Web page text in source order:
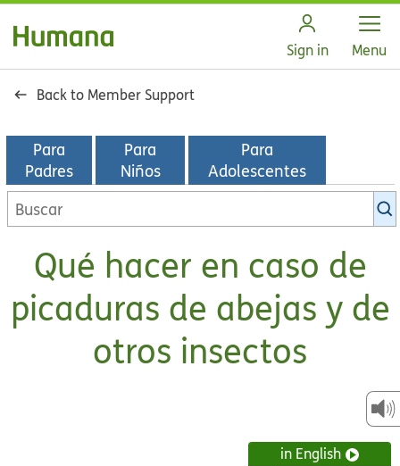
Sign in Open
Menu
Back to Member Support
Para
Padres
Para
Niños
Para
Adolescentes
Buscar
en
biblioteca
KidsHealth
Qué hacer en caso de
picaduras de abejas y de
otros insectos
in English